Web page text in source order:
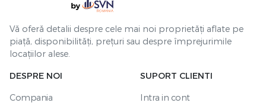
Vă oferă detalii despre cele mai noi proprietăți aflate pe
piață, disponibilități, prețuri sau despre împrejurimile
locațiilor alese.
DESPRE NOI
Compania
SUPORT CLIENTI
Intra in cont